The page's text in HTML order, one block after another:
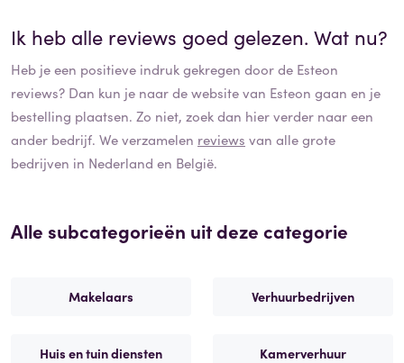
Ik heb alle reviews goed gelezen. Wat nu?
Heb je een positieve indruk gekregen door de Esteon
reviews? Dan kun je naar de website van Esteon gaan en je
bestelling plaatsen. Zo niet, zoek dan hier verder naar een
ander bedrijf. We verzamelen reviews van alle grote
bedrijven in Nederland en België.
Alle subcategorieën uit deze categorie
Makelaars Verhuurbedrijven
Huis en tuin diensten Kamerverhuur